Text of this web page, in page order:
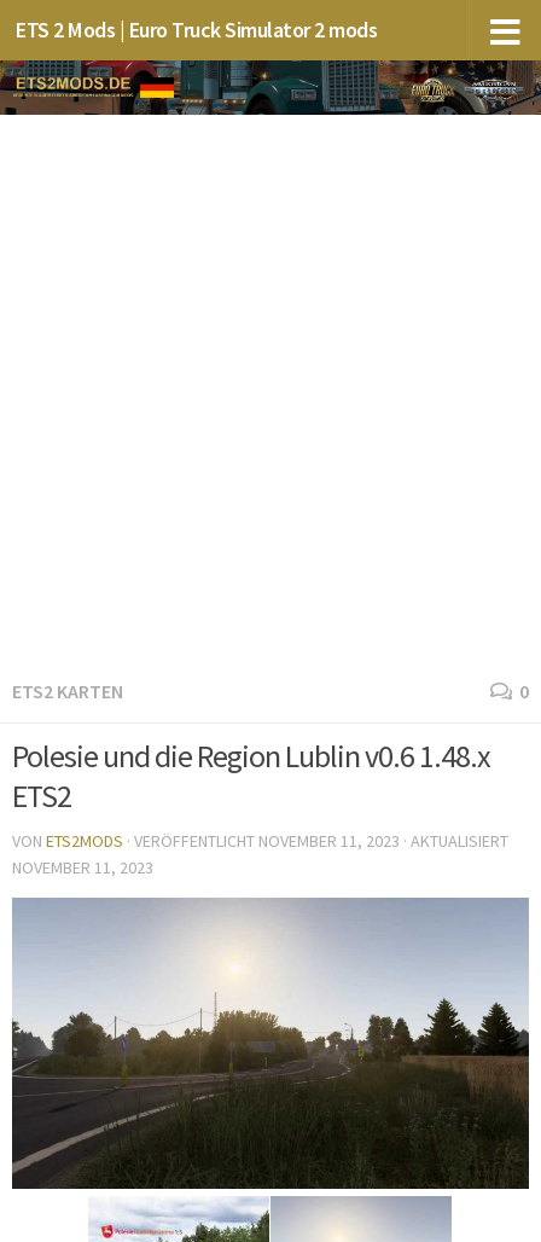
ETS 2 Mods | Euro Truck Simulator 2 mods
ETS2 KARTEN 0
Polesie und die Region Lublin v0.6 1.48.x
ETS2
VON ETS2MODS · VERÖFFENTLICHT NOVEMBER 11, 2023 · AKTUALISIERT
NOVEMBER 11, 2023